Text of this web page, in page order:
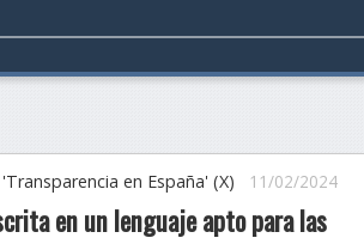
en España' (X) 11/02/2024
en un lenguaje apto para las